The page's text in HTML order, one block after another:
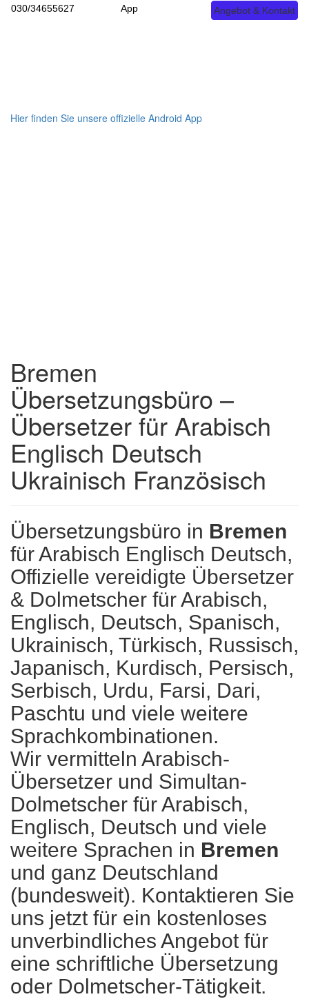
030/34655627 App Angebot & Kontakt
Hier finden Sie unsere offizielle Android App
Bremen
Übersetzungsbüro –
Übersetzer für Arabisch
Englisch Deutsch
Ukrainisch Französisch
Übersetzungsbüro in Bremen
für Arabisch Englisch Deutsch,
Offizielle vereidigte Übersetzer
& Dolmetscher für Arabisch,
Englisch, Deutsch, Spanisch,
Ukrainisch, Türkisch, Russisch,
Japanisch, Kurdisch, Persisch,
Serbisch, Urdu, Farsi, Dari,
Paschtu und viele weitere
Sprachkombinationen.
Wir vermitteln Arabisch-
Übersetzer und Simultan-
Dolmetscher für Arabisch,
Englisch, Deutsch und viele
weitere Sprachen in Bremen
und ganz Deutschland
(bundesweit). Kontaktieren Sie
uns jetzt für ein kostenloses
unverbindliches Angebot für
eine schriftliche Übersetzung
oder Dolmetscher-Tätigkeit.